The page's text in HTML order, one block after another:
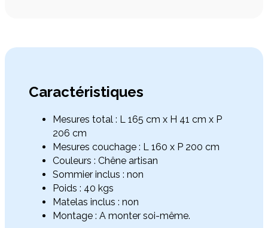
Caractéristiques
Mesures total : L 165 cm x H 41 cm x P
206 cm
Mesures couchage : L 160 x P 200 cm
Couleurs : Chêne artisan
Sommier inclus : non
Poids : 40 kgs
Matelas inclus : non
Montage : A monter soi-même.